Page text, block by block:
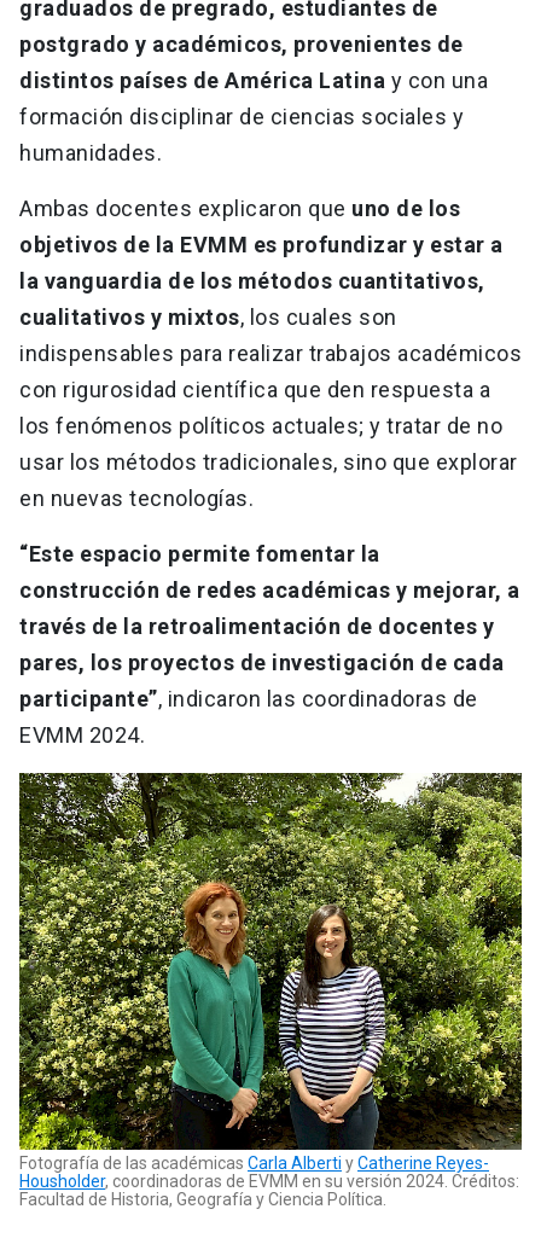
graduados de pregrado, estudiantes de
postgrado y académicos, provenientes de
distintos países de América Latina y con una
formación disciplinar de ciencias sociales y
humanidades.
Ambas docentes explicaron que uno de los
objetivos de la EVMM es profundizar y estar a
la vanguardia de los métodos cuantitativos,
cualitativos y mixtos, los cuales son
indispensables para realizar trabajos académicos
con rigurosidad científica que den respuesta a
los fenómenos políticos actuales; y tratar de no
usar los métodos tradicionales, sino que explorar
en nuevas tecnologías.
“Este espacio permite fomentar la
construcción de redes académicas y mejorar, a
través de la retroalimentación de docentes y
pares, los proyectos de investigación de cada
participante”, indicaron las coordinadoras de
EVMM 2024.
Fotografía de las académicas Carla Alberti yCatherine Reyes-
Housholder, coordinadoras de EVMM en su versión 2024. Créditos:
Facultad de Historia, Geografía y Ciencia Política.